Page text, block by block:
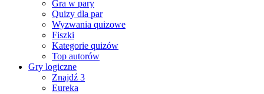
Gra w pary
Quizy dla par
Wyzwania quizowe
Fiszki
Kategorie quizów
Top autorów
Gry logiczne
Znajdź 3
Eureka